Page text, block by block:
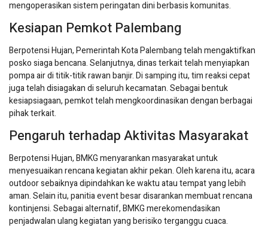
mengoperasikan sistem peringatan dini berbasis komunitas.
Kesiapan Pemkot Palembang
Berpotensi Hujan, Pemerintah Kota Palembang telah mengaktifkan
posko siaga bencana. Selanjutnya, dinas terkait telah menyiapkan
pompa air di titik-titik rawan banjir. Di samping itu, tim reaksi cepat
juga telah disiagakan di seluruh kecamatan. Sebagai bentuk
kesiapsiagaan, pemkot telah mengkoordinasikan dengan berbagai
pihak terkait.
Pengaruh terhadap Aktivitas Masyarakat
Berpotensi Hujan, BMKG menyarankan masyarakat untuk
menyesuaikan rencana kegiatan akhir pekan. Oleh karena itu, acara
outdoor sebaiknya dipindahkan ke waktu atau tempat yang lebih
aman. Selain itu, panitia event besar disarankan membuat rencana
kontinjensi. Sebagai alternatif, BMKG merekomendasikan
penjadwalan ulang kegiatan yang berisiko terganggu cuaca.